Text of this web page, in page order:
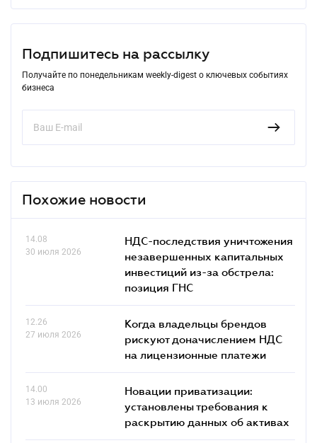
Подпишитесь на рассылку
Получайте по понедельникам weekly-digest о ключевых событиях
бизнеса
Похожие новости
14.08
30 июля 2026
НДС-последствия уничтожения
незавершенных капитальных
инвестиций из-за обстрела:
позиция ГНС
12.26
27 июля 2026
Когда владельцы брендов
рискуют доначислением НДС
на лицензионные платежи
14.00
13 июля 2026
Новации приватизации:
установлены требования к
раскрытию данных об активах